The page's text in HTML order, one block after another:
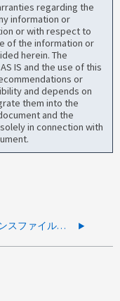
regarding the
information or
or with respect to
of the information or
herein. The
IS and the use of this
or
and depends on
them into the
and the
in connection with
ライセンスファイルには、"statusCode"："error"、"errorCode"："E081"のレコードが含まれています。